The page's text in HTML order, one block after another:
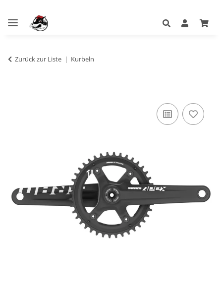
Zurück zur Liste Kurbeln